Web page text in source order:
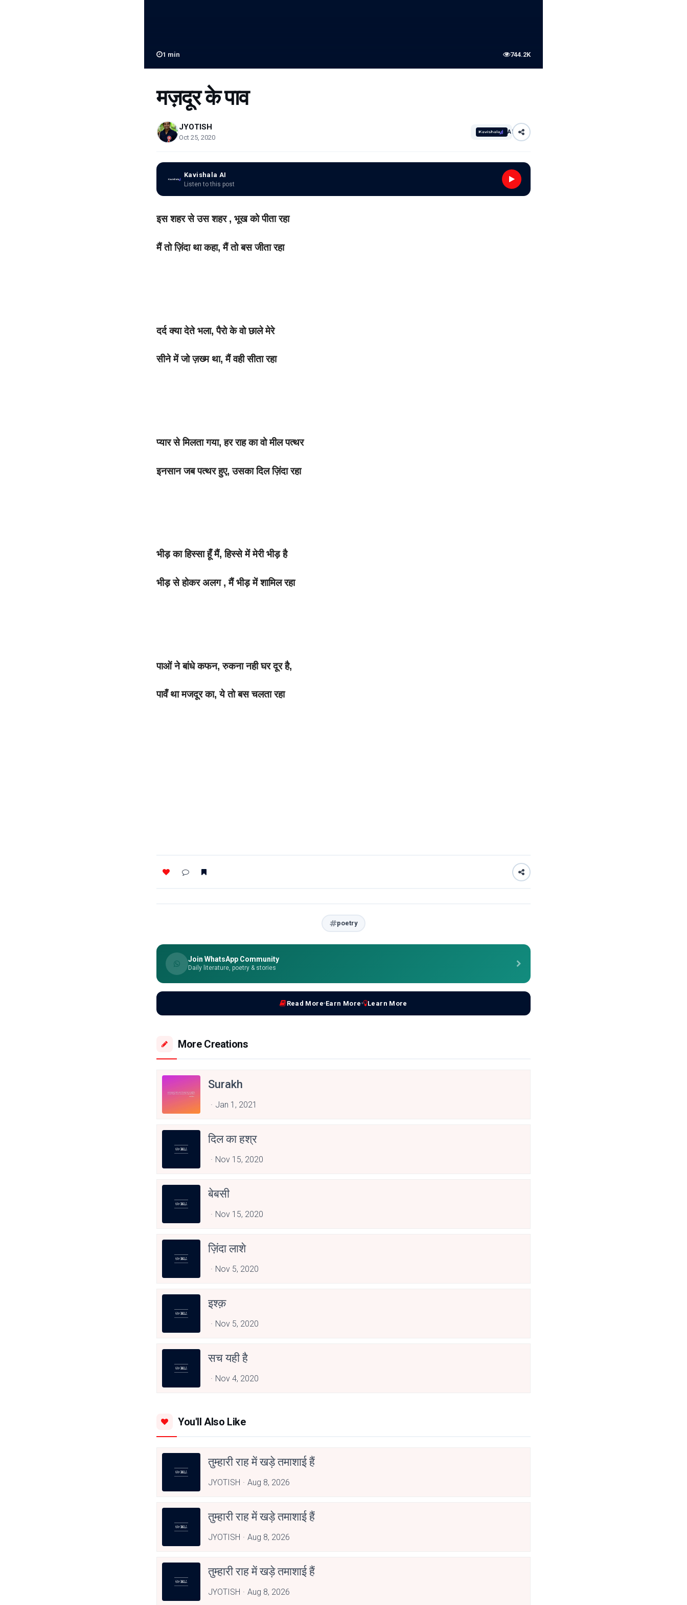
1 min 744.2K
मज़दूर के पाव
JYOTISH
Oct 25, 2020
AI
Kavishala AI
Listen to this post
इस शहर से उस शहर , भूख को पीता रहा
मैं तो ज़िंदा था कहा, मैं तो बस जीता रहा
दर्द क्या देते भला, पैरो के वो छाले मेरे
सीने में जो ज़ख्म था, मैं वही सीता रहा
प्यार से मिलता गया, हर राह का वो मील पत्थर
इनसान जब पत्थर हुए, उसका दिल ज़िंदा रहा
भीड़ का हिस्सा हूँ मैं, हिस्से में मेरी भीड़ है
भीड़ से होकर अलग , मैं भीड़ में शामिल रहा
पाओं ने बांधे कफन, रुकना नही घर दूर है,
पावँ था मजदूर का, ये तो बस चलता रहा
poetry
Join WhatsApp Community
Daily literature, poetry & stories
Read More Earn More Learn More
More Creations
Surakh
Jan 1, 2021
दिल का हश्र
Nov 15, 2020
बेबसी
Nov 15, 2020
ज़िंदा लाशे
Nov 5, 2020
इश्क़
Nov 5, 2020
सच यही है
Nov 4, 2020
You'll Also Like
तुम्हारी राह में खड़े तमाशाई हैं
JYOTISH Aug 8, 2026
तुम्हारी राह में खड़े तमाशाई हैं
JYOTISH Aug 8, 2026
तुम्हारी राह में खड़े तमाशाई हैं
JYOTISH Aug 8, 2026